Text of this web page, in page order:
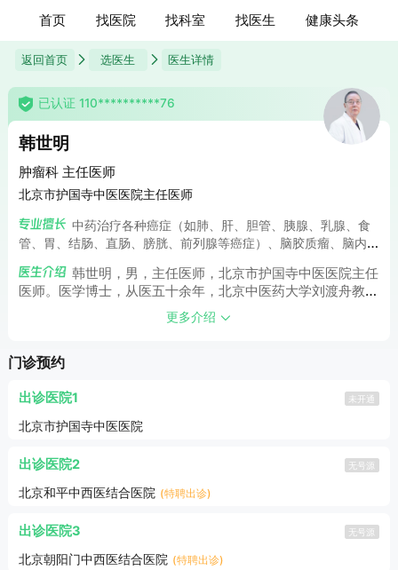
首页 找医院 找科室 找医生 健康头条
返回首页 选医生 医生详情
已认证 110**********76
韩世明
肿瘤科 主任医师
北京市护国寺中医医院主任医师
中药治疗各种癌症（如肺、肝、胆管、胰腺、乳腺、食
管、胃、结肠、直肠、膀胱、前列腺等癌症）、脑胶质瘤、脑内
癌瘤骨转移等。中药治疗白血病、恶性淋巴瘤、多发性骨髓瘤。
韩世明，男，主任医师，北京市护国寺中医医院主任
医师。医学博士，从医五十余年，北京中医药大学刘渡舟教授
的博士生弟子；内蒙古医学院张斌教授的硕士生弟子。具有丰
富的临床经验及高深的理论修养。多年来从事医疗、教学及
床思维模式。善于运用《伤寒论》气化学说、开阖枢等理论指
更多介绍
门诊预约
出诊医院1 未开通
北京市护国寺中医医院
出诊医院2 无号源
北京和平中西医结合医院 (特聘出诊)
出诊医院3 无号源
北京朝阳门中西医结合医院 (特聘出诊)